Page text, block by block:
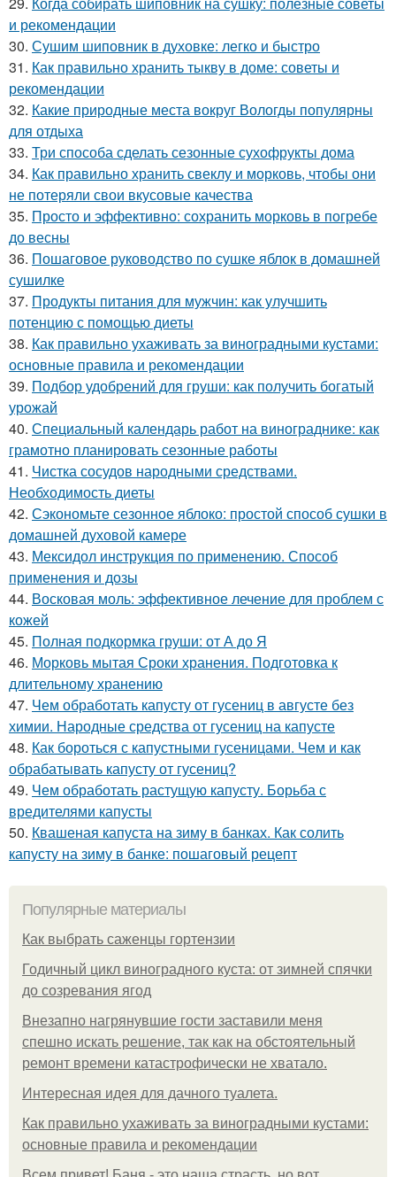
и рекомендации
30. Сушим шиповник в духовке: легко и быстро
31. Как правильно хранить тыкву в доме: советы и
рекомендации
32. Какие природные места вокруг Вологды популярны
для отдыха
33. Три способа сделать сезонные сухофрукты дома
34. Как правильно хранить свеклу и морковь, чтобы они
не потеряли свои вкусовые качества
35. Просто и эффективно: сохранить морковь в погребе
до весны
36. Пошаговое руководство по сушке яблок в домашней
сушилке
37. Продукты питания для мужчин: как улучшить
потенцию с помощью диеты
38. Как правильно ухаживать за виноградными кустами:
основные правила и рекомендации
39. Подбор удобрений для груши: как получить богатый
урожай
40. Специальный календарь работ на винограднике: как
грамотно планировать сезонные работы
41. Чистка сосудов народными средствами.
Необходимость диеты
42. Сэкономьте сезонное яблоко: простой способ сушки в
домашней духовой камере
43. Мексидол инструкция по применению. Способ
применения и дозы
44. Восковая моль: эффективное лечение для проблем с
кожей
45. Полная подкормка груши: от А до Я
46. Морковь мытая Сроки хранения. Подготовка к
длительному хранению
47. Чем обработать капусту от гусениц в августе без
химии. Народные средства от гусениц на капусте
48. Как бороться с капустными гусеницами. Чем и как
обрабатывать капусту от гусениц?
49. Чем обработать растущую капусту. Борьба с
вредителями капусты
50. Квашеная капуста на зиму в банках. Как солить
капусту на зиму в банке: пошаговый рецепт
Популярные материалы
Как выбрать саженцы гортензии
Годичный цикл виноградного куста: от зимней спячки
до созревания ягод
Внезапно нагрянувшие гости заставили меня
спешно искать решение, так как на обстоятельный
ремонт времени катастрофически не хватало.
Интересная идея для дачного туалета.
Как правильно ухаживать за виноградными кустами:
основные правила и рекомендации